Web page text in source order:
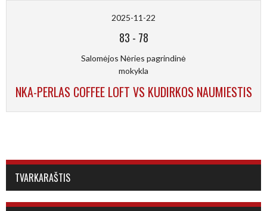
2025-11-22
83 - 78
Salomėjos Nėries pagrindinė
mokykla
NKA-PERLAS COFFEE LOFT VS KUDIRKOS NAUMIESTIS
TVARKARAŠTIS